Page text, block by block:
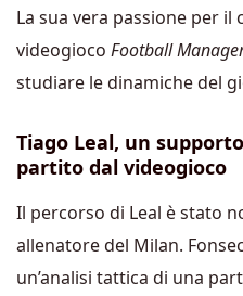
La sua vera passione per il
videogioco Football
studiare le dinamiche del
Tiago Leal, un
partito dal videogioco
Il percorso di Leal è stato
allenatore del Milan.
un’analisi tattica di una